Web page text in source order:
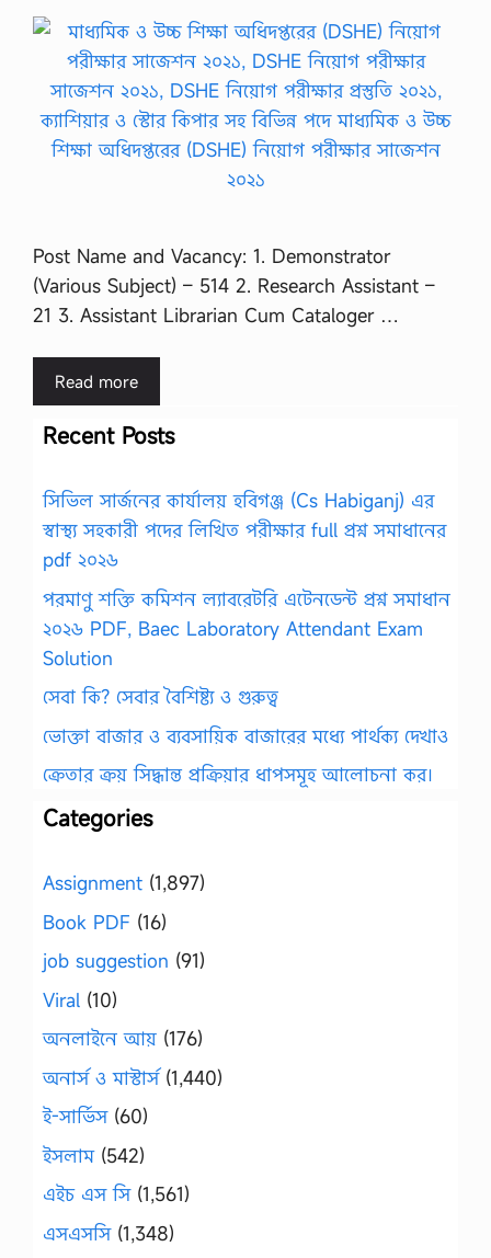
Post Name and Vacancy: 1. Demonstrator
(Various Subject) – 514 2. Research Assistant –
21 3. Assistant Librarian Cum Cataloger …
Read more
Recent Posts
সিভিল সার্জনের কার্যালয় হবিগঞ্জ (Cs Habiganj) এর
স্বাস্থ্য সহকারী পদের লিখিত পরীক্ষার full প্রশ্ন সমাধানের
pdf ২০২৬
পরমাণু শক্তি কমিশন ল্যাবরেটরি এটেনডেন্ট প্রশ্ন সমাধান
২০২৬ PDF, Baec Laboratory Attendant Exam
Solution
সেবা কি? সেবার বৈশিষ্ট্য ও গুরুত্ব
ভোক্তা বাজার ও ব্যবসায়িক বাজারের মধ্যে পার্থক্য দেখাও
ক্রেতার ক্রয় সিদ্ধান্ত প্রক্রিয়ার ধাপসমূহ আলোচনা কর।
Categories
Assignment (1,897)
Book PDF (16)
job suggestion (91)
Viral (10)
অনলাইনে আয় (176)
অনার্স ও মাস্টার্স(1,440)
ই-সার্ভিস(60)
ইসলাম(542)
এইচ এস সি(1,561)
এসএসসি(1,348)